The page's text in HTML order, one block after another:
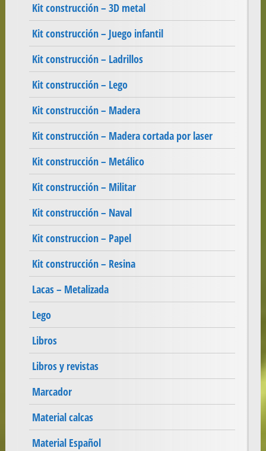
Kit construcción – 3D metal
Kit construcción – Juego infantil
Kit construcción – Ladrillos
Kit construcción – Lego
Kit construcción – Madera
Kit construcción – Madera cortada por laser
Kit construcción – Metálico
Kit construcción – Militar
Kit construcción – Naval
Kit construccion – Papel
Kit construcción – Resina
Lacas – Metalizada
Lego
Libros
Libros y revistas
Marcador
Material calcas
Material Español